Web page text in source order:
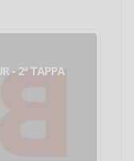
- 2ª TAPPA